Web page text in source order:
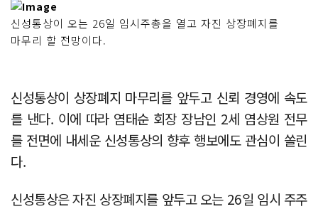
신성통상이 오는 26일 임시주총을 열고 자진 상장폐지를
마무리 할 전망이다.
신성통상이 상장폐지 마무리를 앞두고 신뢰 경영에 속도
를 낸다. 이에 따라 염태순 회장 장남인 2세 염상원 전무
를 전면에 내세운 신성통상의 향후 행보에도 관심이 쏠린
다.
신성통상은 자진 상장폐지를 앞두고 오는 26일 임시 주주